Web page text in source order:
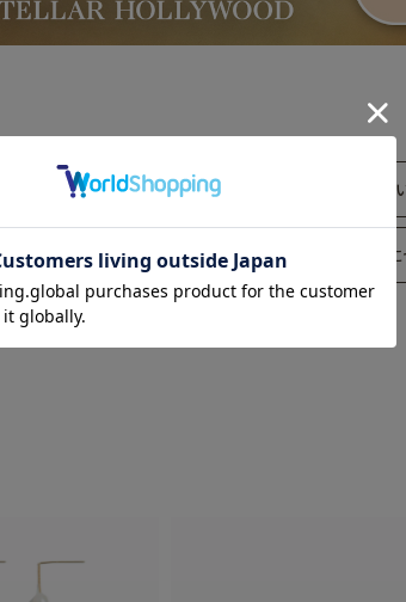
返品・交換につ
ギフトラッピング